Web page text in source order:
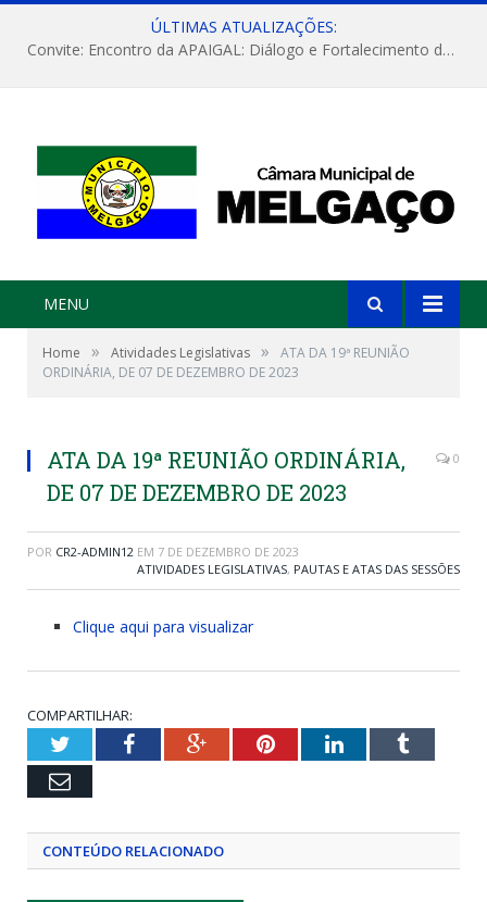
ÚLTIMAS ATUALIZAÇÕES:
Convite: Encontro da APAIGAL: Diálogo e Fortalecimento da Agricultura Familiar
MENU
Home » Atividades Legislativas »
ATA DA 19ª REUNIÃO
ORDINÁRIA, DE 07 DE DEZEMBRO DE 2023
ATA DA 19ª REUNIÃO ORDINÁRIA,
DE 07 DE DEZEMBRO DE 2023
0
POR CR2-ADMIN12 EM 7 DE DEZEMBRO DE 2023
ATIVIDADES LEGISLATIVAS, PAUTAS E ATAS DAS SESSÕES
Clique aqui para visualizar
COMPARTILHAR:
TwitterFacebookGoogle+PinterestLinkedInTumblr
Email
CONTEÚDO RELACIONADO